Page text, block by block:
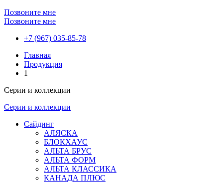
Позвоните мне
Позвоните мне
+7 (967) 035-85-78
Главная
Продукция
1
Серии и коллекции
Серии и коллекции
Сайдинг
АЛЯСКА
БЛОКХАУС
АЛЬТА БРУС
АЛЬТА ФОРМ
АЛЬТА КЛАССИКА
КАНАДА ПЛЮС